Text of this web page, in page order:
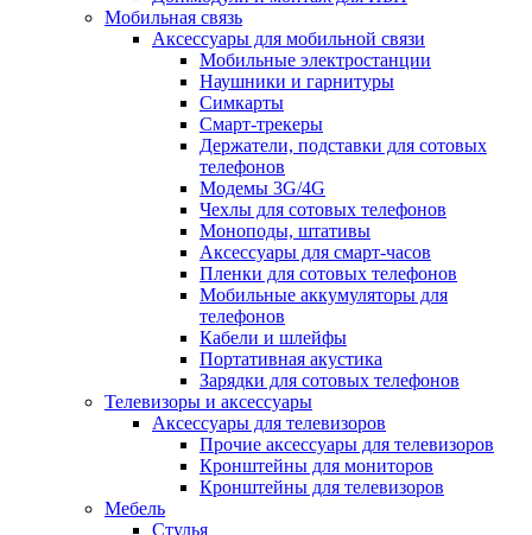
Мобильная связь
Аксессуары для мобильной связи
Мобильные электростанции
Наушники и гарнитуры
Симкарты
Смарт-трекеры
Держатели, подставки для сотовых
телефонов
Модемы 3G/4G
Чехлы для сотовых телефонов
Моноподы, штативы
Аксессуары для смарт-часов
Пленки для сотовых телефонов
Мобильные аккумуляторы для
телефонов
Кабели и шлейфы
Портативная акустика
Зарядки для сотовых телефонов
Телевизоры и аксессуары
Аксессуары для телевизоров
Прочие аксессуары для телевизоров
Кронштейны для мониторов
Кронштейны для телевизоров
Мебель
Стулья